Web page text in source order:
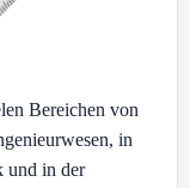
Bereichen von
in
und in der